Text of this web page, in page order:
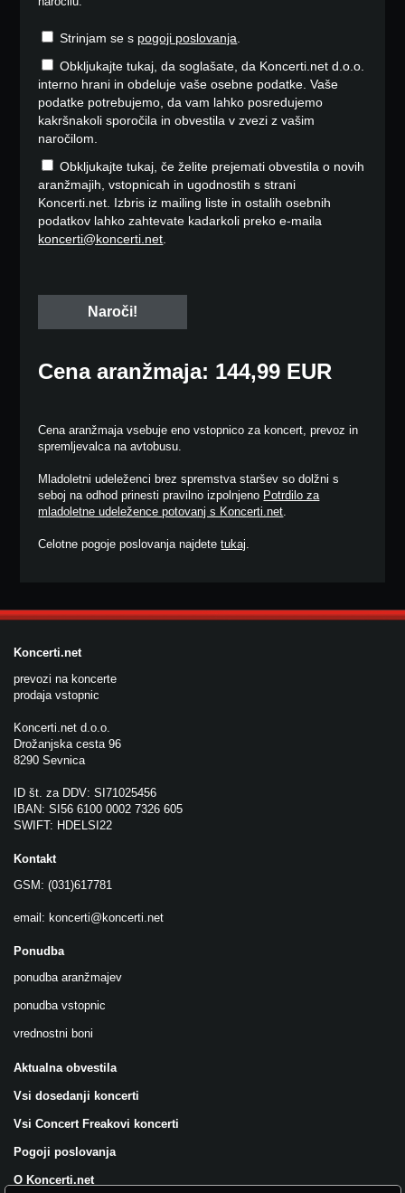
Strinjam se s pogoji poslovanja.
Obkljukajte tukaj, da soglašate, da Koncerti.net d.o.o.
interno hrani in obdeluje vaše osebne podatke. Vaše
podatke potrebujemo, da vam lahko posredujemo
kakršnakoli sporočila in obvestila v zvezi z vašim
naročilom.
Obkljukajte tukaj, če želite prejemati obvestila o novih
aranžmajih, vstopnicah in ugodnostih s strani
Koncerti.net. Izbris iz mailing liste in ostalih osebnih
podatkov lahko zahtevate kadarkoli preko e-maila
koncerti@koncerti.net.
Cena aranžmaja: 144,99 EUR
Cena aranžmaja vsebuje eno vstopnico za koncert, prevoz in
spremljevalca na avtobusu.
Mladoletni udeleženci brez spremstva staršev so dolžni s
seboj na odhod prinesti pravilno izpolnjeno Potrdilo za
mladoletne udeležence potovanj s Koncerti.net.
Celotne pogoje poslovanja najdetetukaj.
Koncerti.net
prevozi na koncerte
prodaja vstopnic
Koncerti.net d.o.o.
Drožanjska cesta 96
8290 Sevnica
ID št. za DDV: SI71025456
IBAN: SI56 6100 0002 7326 605
SWIFT: HDELSI22
Kontakt
GSM: (031)617781
email: koncerti@koncerti.net
Ponudba
ponudba aranžmajev
ponudba vstopnic
vrednostni boni
Aktualna obvestila
Vsi dosedanji koncerti
Vsi Concert Freakovi koncerti
Pogoji poslovanja
O Koncerti.net